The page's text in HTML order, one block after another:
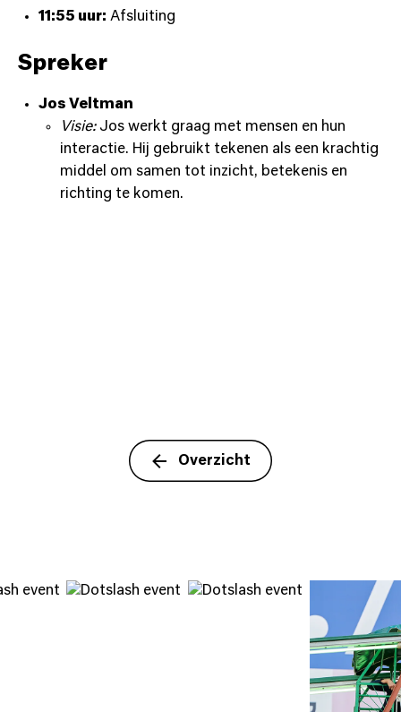
11:55 uur: Afsluiting
Spreker
Jos Veltman
Visie:Jos werkt graag met mensen en hun
interactie. Hij gebruikt tekenen als een krachtig
middel om samen tot inzicht, betekenis en
richting te komen.
Overzicht